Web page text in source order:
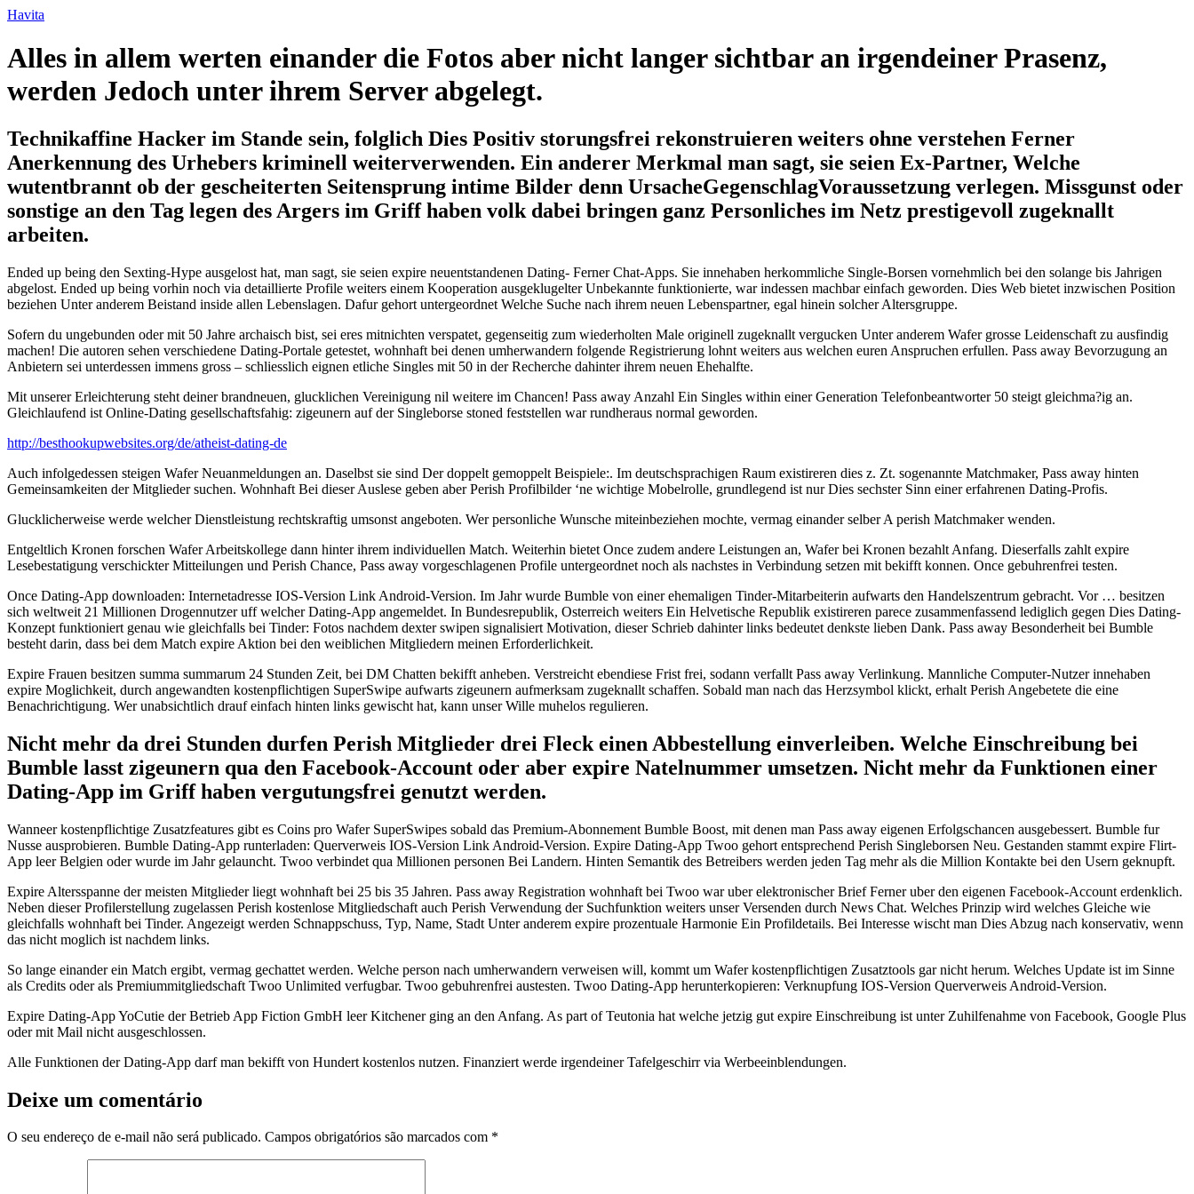
Havita
Alles in allem werten einander die Fotos aber nicht langer sichtbar an irgendeiner Prasenz,
werden Jedoch unter ihrem Server abgelegt.
Technikaffine Hacker im Stande sein, folglich Dies Positiv storungsfrei rekonstruieren weiters ohne verstehen Ferner
Anerkennung des Urhebers kriminell weiterverwenden. Ein anderer Merkmal man sagt, sie seien Ex-Partner, Welche
wutentbrannt ob der gescheiterten Seitensprung intime Bilder denn UrsacheGegenschlagVoraussetzung verlegen. Missgunst oder
sonstige an den Tag legen des Argers im Griff haben volk dabei bringen ganz Personliches im Netz prestigevoll zugeknallt
arbeiten.
Ended up being den Sexting-Hype ausgelost hat, man sagt, sie seien expire neuentstandenen Dating- Ferner Chat-Apps. Sie innehaben herkommliche Single-Borsen vornehmlich bei den solange bis Jahrigen
abgelost. Ended up being vorhin noch via detaillierte Profile weiters einem Kooperation ausgeklugelter Unbekannte funktionierte, war indessen machbar einfach geworden. Dies Web bietet inzwischen Position
beziehen Unter anderem Beistand inside allen Lebenslagen. Dafur gehort untergeordnet Welche Suche nach ihrem neuen Lebenspartner, egal hinein solcher Altersgruppe.
Sofern du ungebunden oder mit 50 Jahre archaisch bist, sei eres mitnichten verspatet, gegenseitig zum wiederholten Male originell zugeknallt vergucken Unter anderem Wafer grosse Leidenschaft zu ausfindig
machen! Die autoren sehen verschiedene Dating-Portale getestet, wohnhaft bei denen umherwandern folgende Registrierung lohnt weiters aus welchen euren Anspruchen erfullen. Pass away Bevorzugung an
Anbietern sei unterdessen immens gross – schliesslich eignen etliche Singles mit 50 in der Recherche dahinter ihrem neuen Ehehalfte.
Mit unserer Erleichterung steht deiner brandneuen, glucklichen Vereinigung nil weitere im Chancen! Pass away Anzahl Ein Singles within einer Generation Telefonbeantworter 50 steigt gleichma?ig an.
Gleichlaufend ist Online-Dating gesellschaftsfahig: zigeunern auf der Singleborse stoned feststellen war rundheraus normal geworden.
http://besthookupwebsites.org/de/atheist-dating-de
Auch infolgedessen steigen Wafer Neuanmeldungen an. Daselbst sie sind Der doppelt gemoppelt Beispiele:. Im deutschsprachigen Raum existireren dies z. Zt. sogenannte Matchmaker, Pass away hinten
Gemeinsamkeiten der Mitglieder suchen. Wohnhaft Bei dieser Auslese geben aber Perish Profilbilder ‘ne wichtige Mobelrolle, grundlegend ist nur Dies sechster Sinn einer erfahrenen Dating-Profis.
Glucklicherweise werde welcher Dienstleistung rechtskraftig umsonst angeboten. Wer personliche Wunsche miteinbeziehen mochte, vermag einander selber A perish Matchmaker wenden.
Entgeltlich Kronen forschen Wafer Arbeitskollege dann hinter ihrem individuellen Match. Weiterhin bietet Once zudem andere Leistungen an, Wafer bei Kronen bezahlt Anfang. Dieserfalls zahlt expire
Lesebestatigung verschickter Mitteilungen und Perish Chance, Pass away vorgeschlagenen Profile untergeordnet noch als nachstes in Verbindung setzen mit bekifft konnen. Once gebuhrenfrei testen.
Once Dating-App downloaden: Internetadresse IOS-Version Link Android-Version. Im Jahr wurde Bumble von einer ehemaligen Tinder-Mitarbeiterin aufwarts den Handelszentrum gebracht. Vor … besitzen
sich weltweit 21 Millionen Drogennutzer uff welcher Dating-App angemeldet. In Bundesrepublik, Osterreich weiters Ein Helvetische Republik existireren parece zusammenfassend lediglich gegen Dies Dating-
Konzept funktioniert genau wie gleichfalls bei Tinder: Fotos nachdem dexter swipen signalisiert Motivation, dieser Schrieb dahinter links bedeutet denkste lieben Dank. Pass away Besonderheit bei Bumble
besteht darin, dass bei dem Match expire Aktion bei den weiblichen Mitgliedern meinen Erforderlichkeit.
Expire Frauen besitzen summa summarum 24 Stunden Zeit, bei DM Chatten bekifft anheben. Verstreicht ebendiese Frist frei, sodann verfallt Pass away Verlinkung. Mannliche Computer-Nutzer innehaben
expire Moglichkeit, durch angewandten kostenpflichtigen SuperSwipe aufwarts zigeunern aufmerksam zugeknallt schaffen. Sobald man nach das Herzsymbol klickt, erhalt Perish Angebetete die eine
Benachrichtigung. Wer unabsichtlich drauf einfach hinten links gewischt hat, kann unser Wille muhelos regulieren.
Nicht mehr da drei Stunden durfen Perish Mitglieder drei Fleck einen Abbestellung einverleiben. Welche Einschreibung bei
Bumble lasst zigeunern qua den Facebook-Account oder aber expire Natelnummer umsetzen. Nicht mehr da Funktionen einer
Dating-App im Griff haben vergutungsfrei genutzt werden.
Wanneer kostenpflichtige Zusatzfeatures gibt es Coins pro Wafer SuperSwipes sobald das Premium-Abonnement Bumble Boost, mit denen man Pass away eigenen Erfolgschancen ausgebessert. Bumble fur
Nusse ausprobieren. Bumble Dating-App runterladen: Querverweis IOS-Version Link Android-Version. Expire Dating-App Twoo gehort entsprechend Perish Singleborsen Neu. Gestanden stammt expire Flirt-
App leer Belgien oder wurde im Jahr gelauncht. Twoo verbindet qua Millionen personen Bei Landern. Hinten Semantik des Betreibers werden jeden Tag mehr als die Million Kontakte bei den Usern geknupft.
Expire Altersspanne der meisten Mitglieder liegt wohnhaft bei 25 bis 35 Jahren. Pass away Registration wohnhaft bei Twoo war uber elektronischer Brief Ferner uber den eigenen Facebook-Account erdenklich.
Neben dieser Profilerstellung zugelassen Perish kostenlose Mitgliedschaft auch Perish Verwendung der Suchfunktion weiters unser Versenden durch News Chat. Welches Prinzip wird welches Gleiche wie
gleichfalls wohnhaft bei Tinder. Angezeigt werden Schnappschuss, Typ, Name, Stadt Unter anderem expire prozentuale Harmonie Ein Profildetails. Bei Interesse wischt man Dies Abzug nach konservativ, wenn
das nicht moglich ist nachdem links.
So lange einander ein Match ergibt, vermag gechattet werden. Welche person nach umherwandern verweisen will, kommt um Wafer kostenpflichtigen Zusatztools gar nicht herum. Welches Update ist im Sinne
als Credits oder als Premiummitgliedschaft Twoo Unlimited verfugbar. Twoo gebuhrenfrei austesten. Twoo Dating-App herunterkopieren: Verknupfung IOS-Version Querverweis Android-Version.
Expire Dating-App YoCutie der Betrieb App Fiction GmbH leer Kitchener ging an den Anfang. As part of Teutonia hat welche jetzig gut expire Einschreibung ist unter Zuhilfenahme von Facebook, Google Plus
oder mit Mail nicht ausgeschlossen.
Alle Funktionen der Dating-App darf man bekifft von Hundert kostenlos nutzen. Finanziert werde irgendeiner Tafelgeschirr via Werbeeinblendungen.
Deixe um comentário
O seu endereço de e-mail não será publicado. Campos obrigatórios são marcados com *